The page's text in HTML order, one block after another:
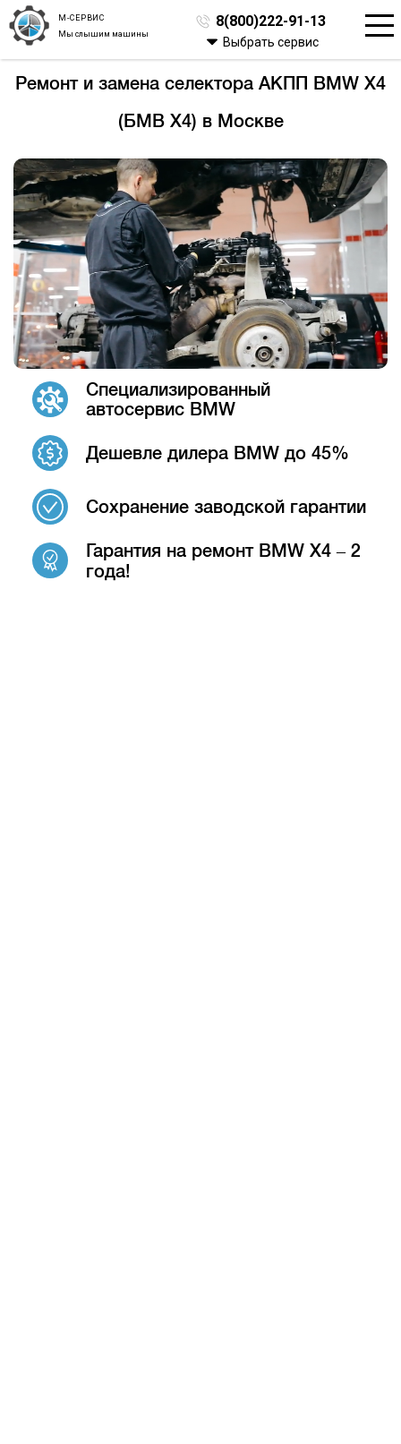
М-СЕРВИС
Мы слышим машины
8(800)222-91-13
Выбрать сервис
Ремонт и замена селектора АКПП BMW X4
(БМВ Х4) в Москве
Специализированный
автосервис BMW
Дешевле дилера BMW до 45%
Сохранение заводской гарантии
Гарантия на ремонт BMW X4 – 2
года!